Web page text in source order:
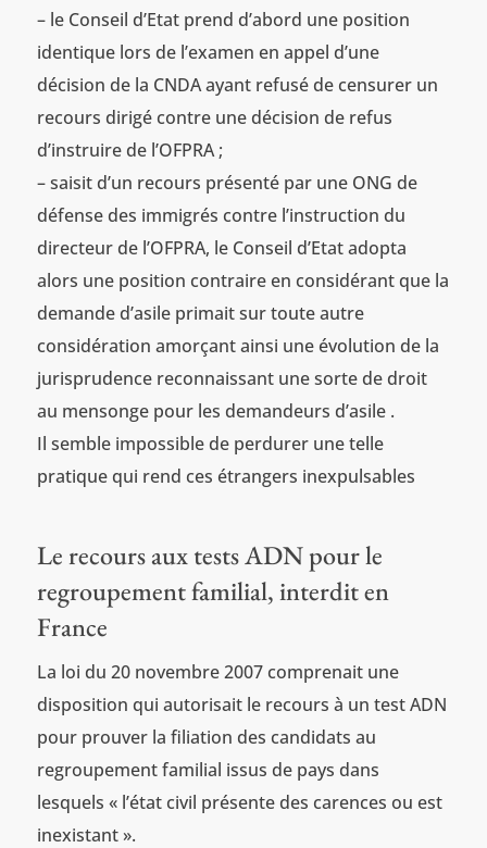
– le Conseil d’Etat prend d’abord une position
identique lors de l’examen en appel d’une
décision de la CNDA ayant refusé de censurer un
recours dirigé contre une décision de refus
d’instruire de l’OFPRA ;
– saisit d’un recours présenté par une ONG de
défense des immigrés contre l’instruction du
directeur de l’OFPRA, le Conseil d’Etat adopta
alors une position contraire en considérant que la
demande d’asile primait sur toute autre
considération amorçant ainsi une évolution de la
jurisprudence reconnaissant une sorte de droit
au mensonge pour les demandeurs d’asile .
Il semble impossible de perdurer une telle
pratique qui rend ces étrangers inexpulsables
Le recours aux tests ADN pour le
regroupement familial, interdit en
France
La loi du 20 novembre 2007 comprenait une
disposition qui autorisait le recours à un test ADN
pour prouver la filiation des candidats au
regroupement familial issus de pays dans
lesquels « l’état civil présente des carences ou est
inexistant ».